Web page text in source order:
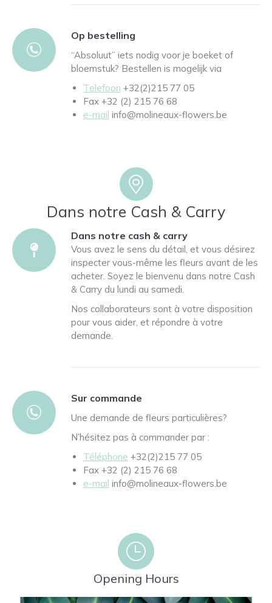
Op bestelling
“Absoluut” iets nodig voor je boeket of
bloemstuk? Bestellen is mogelijk via
Telefoon +32(2)215 77 05
Fax +32 (2) 215 76 68
e-mail info@molineaux-flowers.be
Dans notre Cash & Carry
Dans notre cash & carry
Vous avez le sens du détail, et vous désirez
inspecter vous-même les fleurs avant de les
acheter. Soyez le bienvenu dans notre Cash
& Carry du lundi au samedi.
Nos collaborateurs sont à votre disposition
pour vous aider, et répondre à votre
demande.
Sur commande
Une demande de fleurs particulières?
N’hésitez pas à commander par :
Téléphone +32(2)215 77 05
Fax +32 (2) 215 76 68
e-mail info@molineaux-flowers.be
Opening Hours